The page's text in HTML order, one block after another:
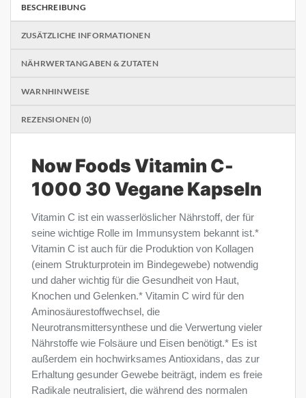
BESCHREIBUNG
ZUSÄTZLICHE INFORMATIONEN
NÄHRWERTANGABEN & ZUTATEN
WARNHINWEISE
REZENSIONEN (0)
Now Foods Vitamin C-
1000 30 Vegane Kapseln
Vitamin C ist ein wasserlöslicher Nährstoff, der für
seine wichtige Rolle im Immunsystem bekannt ist.*
Vitamin C ist auch für die Produktion von Kollagen
(einem Strukturprotein im Bindegewebe) notwendig
und daher wichtig für die Gesundheit von Haut,
Knochen und Gelenken.* Vitamin C wird für den
Aminosäurestoffwechsel, die
Neurotransmittersynthese und die Verwertung vieler
Nährstoffe wie Folsäure und Eisen benötigt.* Es ist
außerdem ein hochwirksames Antioxidans, das zur
Erhaltung gesunder Gewebe beiträgt, indem es freie
Radikale neutralisiert, die während des normalen